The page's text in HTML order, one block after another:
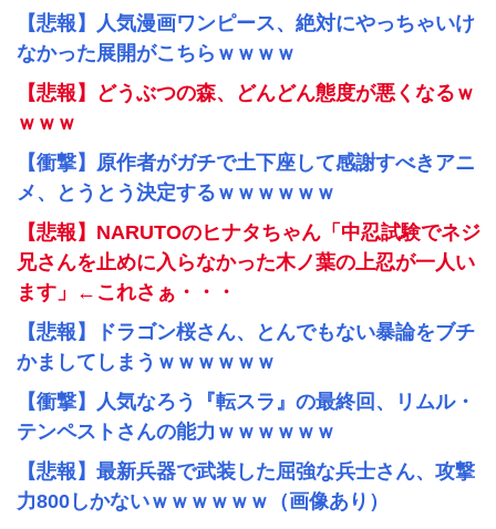
【悲報】人気漫画ワンピース、絶対にやっちゃいけ
なかった展開がこちらｗｗｗｗ
【悲報】どうぶつの森、どんどん態度が悪くなるｗ
ｗｗｗ
【衝撃】原作者がガチで土下座して感謝すべきアニ
メ、とうとう決定するｗｗｗｗｗｗ
【悲報】NARUTOのヒナタちゃん「中忍試験でネジ
兄さんを止めに入らなかった木ノ葉の上忍が一人い
ます」←これさぁ・・・
【悲報】ドラゴン桜さん、とんでもない暴論をブチ
かましてしまうｗｗｗｗｗｗ
【衝撃】人気なろう『転スラ』の最終回、リムル・
テンペストさんの能力ｗｗｗｗｗｗ
【悲報】最新兵器で武装した屈強な兵士さん、攻撃
力800しかないｗｗｗｗｗｗ（画像あり）